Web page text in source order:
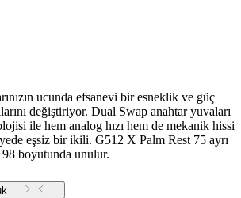
ucunda efsanevi bir esneklik ve güç
değiştiriyor. Dual Swap anahtar yuvaları
ile hem analog hızı hem de mekanik hissi
eşsiz bir ikili. G512 X Palm Rest 75 ayrı
98 boyutunda unulur.